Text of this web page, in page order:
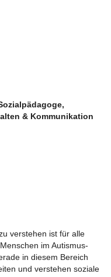
& Kommunikation
verstehen ist für alle
im Autismus-
in diesem Bereich
und verstehen soziale